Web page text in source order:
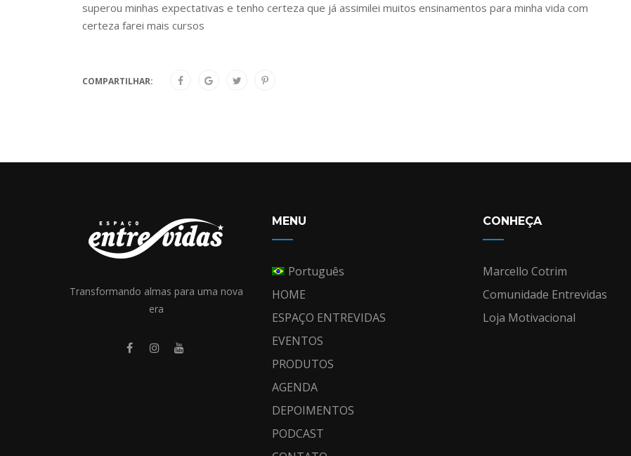
superou minhas expectativas e tenho certeza que já assimilei muitos ensinamentos para minha vida com
certeza farei mais cursos
COMPARTILHAR:
Transformando almas para uma nova
era
MENU
Português
HOME
ESPAÇO ENTREVIDAS
EVENTOS
PRODUTOS
AGENDA
DEPOIMENTOS
PODCAST
CONHEÇA
Marcello Cotrim
Comunidade Entrevidas
Loja Motivacional